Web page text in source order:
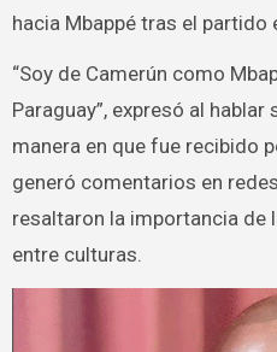
hacia Mbappé tras el partido
“Soy de Camerún como
Paraguay”, expresó al
manera en que fue recibido
generó comentarios en
resaltaron la importancia de
entre culturas.